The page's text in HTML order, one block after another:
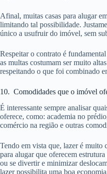
Afinal, muitas casas para alugar
limitando tal possibilidade.
único a usufruir do imóvel, sem
Respeitar o contrato é
as multas costumam ser muito
respeitando o que foi combinado
10. Comodidades que o imóvel
É interessante sempre analisar
oferece, como: academia no
comércio na região e outras
Tendo em vista que, lazer é muito
para alugar que oferecem
ou se divertir e minimizar
lazer possibilita uma boa